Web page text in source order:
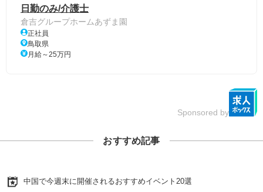
日勤のみ/介護士
倉吉グループホームあずま園
正社員
鳥取県
月給～25万円
Sponsored by
おすすめ記事
中国で今週末に開催されるおすすめイベント20選